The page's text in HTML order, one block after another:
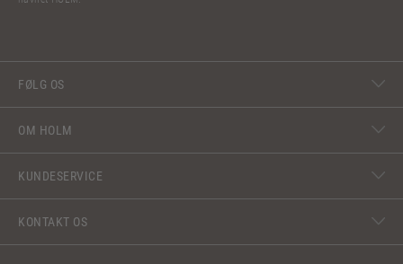
FØLG OS
OM HOLM
KUNDESERVICE
KONTAKT OS